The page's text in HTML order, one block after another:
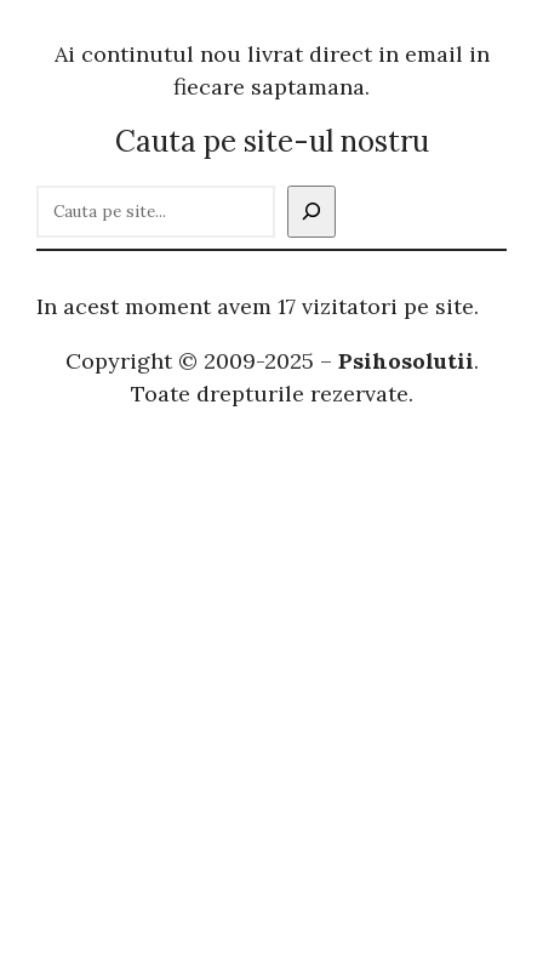
Ai continutul nou livrat direct in email in
fiecare saptamana.
Cauta pe site-ul nostru
t
In acest moment avem 17 vizitatori pe site.
Copyright © 2009-2025 – Psihosolutii.
Toate drepturile rezervate.